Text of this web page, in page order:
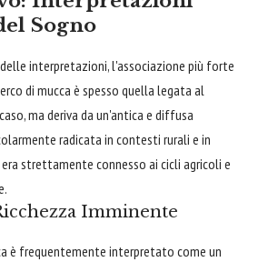
Sogno
interpretazioni, l'associazione più forte
di mucca è spesso quella legata al
ma deriva da un'antica e diffusa
radicata in contesti rurali e in
strettamente connesso ai cicli agricoli e
Imminente
è frequentemente interpretato come un